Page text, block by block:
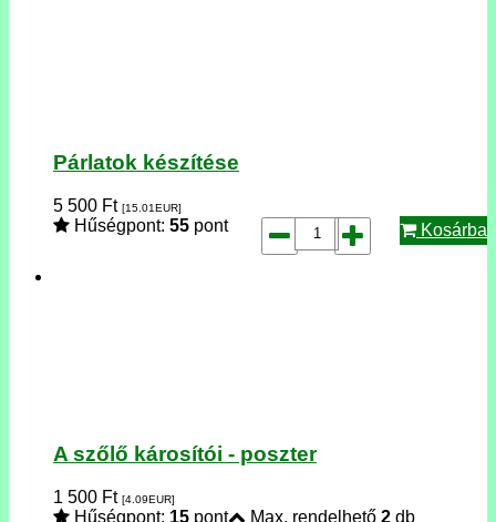
Párlatok készítése
5 500 Ft [15.01EUR]
Hűségpont: 55 pont Kosárba
A szőlő károsítói - poszter
1 500 Ft [4.09EUR]
Hűségpont: 15 pont Max. rendelhető 2 db